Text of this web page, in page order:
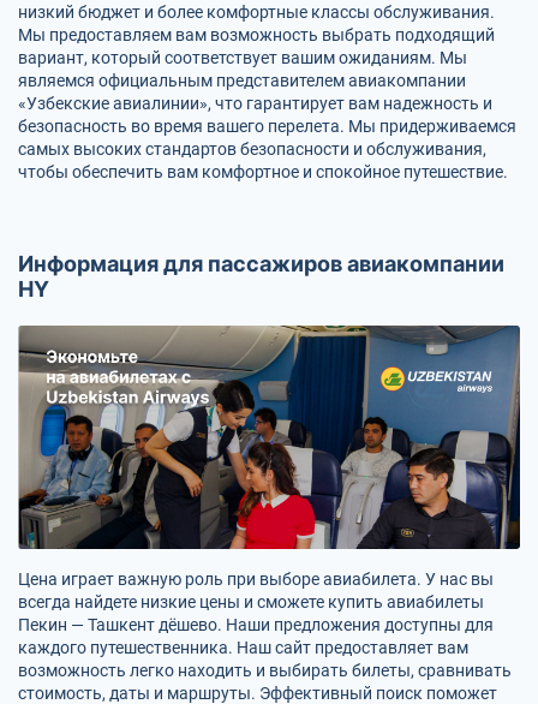
низкий бюджет и более комфортные классы обслуживания.
Мы предоставляем вам возможность выбрать подходящий
вариант, который соответствует вашим ожиданиям. Мы
являемся официальным представителем авиакомпании
«Узбекские авиалинии», что гарантирует вам надежность и
безопасность во время вашего перелета. Мы придерживаемся
самых высоких стандартов безопасности и обслуживания,
чтобы обеспечить вам комфортное и спокойное путешествие.
Информация для пассажиров авиакомпании
HY
Цена играет важную роль при выборе авиабилета. У нас вы
всегда найдете низкие цены и сможете купить авиабилеты
Пекин — Ташкент дёшево. Наши предложения доступны для
каждого путешественника. Наш сайт предоставляет вам
возможность легко находить и выбирать билеты, сравнивать
стоимость, даты и маршруты. Эффективный поиск поможет